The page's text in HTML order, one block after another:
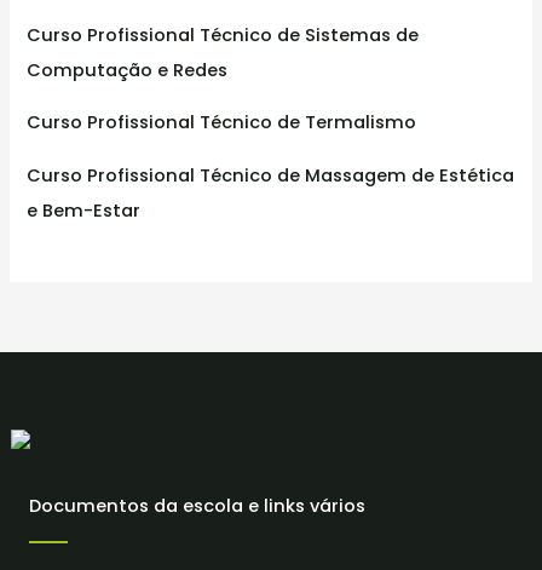
Curso Profissional Técnico de Sistemas de
Computação e Redes
Curso Profissional Técnico de Termalismo
Curso Profissional Técnico de Massagem de Estética
e Bem-Estar
Documentos da escola e links vários